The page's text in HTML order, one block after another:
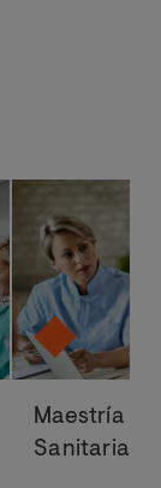
Maestría
Sanitaria y